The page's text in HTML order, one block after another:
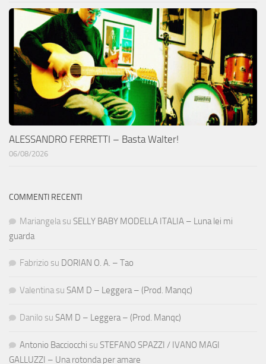
ALESSANDRO FERRETTI – Basta Walter!
06/08/2026
COMMENTI RECENTI
Mariangela su SELLY BABY MODELLA ITALIA – Luna lei mi
guarda
Fabrizio su DORIAN O. A. – Tao
Valentina su SAM D – Leggera – (Prod. Manqc)
Danilo su SAM D – Leggera – (Prod. Manqc)
Antonio Bacciocchi su STEFANO SPAZZI / IVANO MAGI
GALLUZZI – Una rotonda per amare